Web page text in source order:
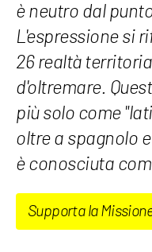
è neutro dal
L'espressione si
26 realtà
d'oltremare.
più solo come
oltre a spagnolo
è conosciuta
Supporta la